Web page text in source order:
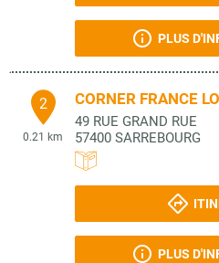
PLUS
2
0.21 km
CORNER FRANCE
49 RUE GRAND RUE
57400 SARREBOURG
PLUS